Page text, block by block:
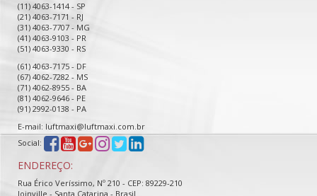
(11) 4063-1414 - SP
(21) 4063-7171 - RJ
(31) 4063-7707 - MG
(41) 4063-9103 - PR
(51) 4063-9330 - RS
(61) 4063-7175 - DF
(67) 4062-7282 - MS
(71) 4062-8955 - BA
(81) 4062-9646 - PE
(91) 2992-0138 - PA
E-mail: luftmaxi@luftmaxi.com.br
Social:
ENDEREÇO:
Rua Érico Veríssimo, Nº 210 - CEP: 89229-210
Joinville - Santa Catarina - Brasil